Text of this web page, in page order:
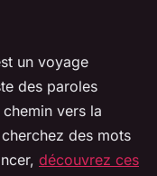
pour
et
un voyage
des paroles
vers la
des mots
découvrez ces